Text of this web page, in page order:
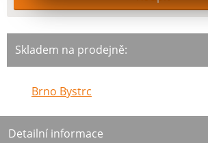
Skladem na prodejně:
Brno Bystrc
Detailní informace